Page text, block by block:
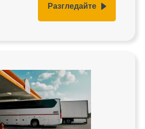
Разгледайте